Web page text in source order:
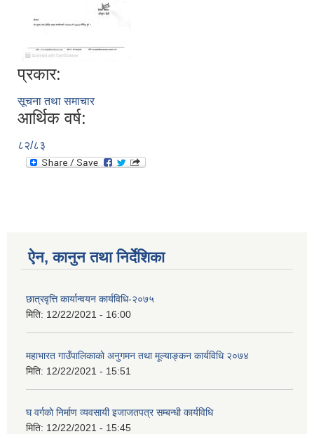
प्रकार:
सूचना तथा समाचार
आर्थिक वर्ष:
८२/८३
ऐन, कानुन तथा निर्देशिका
छात्रवृत्ति कार्यान्वयन कार्यविधि-२०७५
मिति: 12/22/2021 - 16:00
महाभारत गाउँपालिकाकाे अनुगमन तथा मूल्याङ्कन कार्यविधि ‍‍२०७४
मिति: 12/22/2021 - 15:51
घ वर्गकाे निर्माण व्यवसायी इजाजतपत्र सम्बन्धी कार्यविधि
मिति: 12/22/2021 - 15:45